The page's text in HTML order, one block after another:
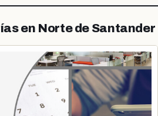
en Norte de Santander